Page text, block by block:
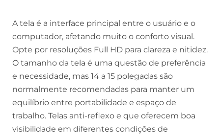
A tela é a interface principal entre o usuário e o
computador, afetando muito o conforto visual.
Opte por resoluções Full HD para clareza e nitidez.
O tamanho da tela é uma questão de preferência
e necessidade, mas 14 a 15 polegadas são
normalmente recomendadas para manter um
equilíbrio entre portabilidade e espaço de
trabalho. Telas anti-reflexo e que oferecem boa
visibilidade em diferentes condições de